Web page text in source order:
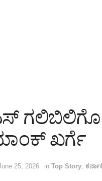
ಖರ್ಗೆ
25, 2026 in Top Story,